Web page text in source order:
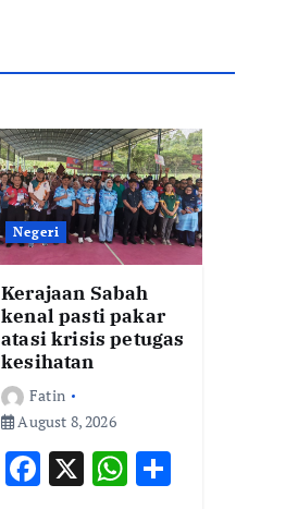
Negeri
Kerajaan Sabah
kenal pasti pakar
atasi krisis petugas
kesihatan
Fatin
August 8, 2026
F X W